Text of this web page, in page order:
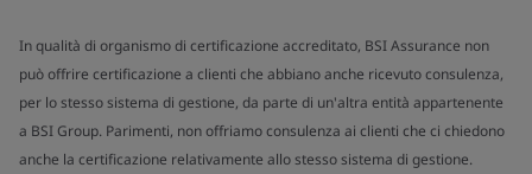
In qualità di organismo di certificazione accreditato, BSI Assurance non
può offrire certificazione a clienti che abbiano anche ricevuto consulenza,
per lo stesso sistema di gestione, da parte di un'altra entità appartenente
a BSI Group. Parimenti, non offriamo consulenza ai clienti che ci chiedono
anche la certificazione relativamente allo stesso sistema di gestione.